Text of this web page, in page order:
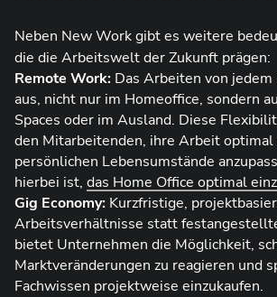
Neben New Work gibt es weitere
die die Arbeitswelt der Zukunft prägen:
Remote Work: Das Arbeiten von
aus, nicht nur im Homeoffice, sondern
Spaces oder im Ausland. Diese
den Mitarbeitenden, ihre Arbeit optimal
persönlichen Lebensumstände
hierbei ist, das Home Office optimal
Gig Economy: Kurzfristige,
Arbeitsverhältnisse statt
bietet Unternehmen die Möglichkeit,
Marktveränderungen zu reagieren und
Fachwissen projektweise einzukaufen.